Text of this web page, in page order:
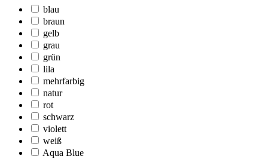
blau
braun
gelb
grau
grün
lila
mehrfarbig
natur
rot
schwarz
violett
weiß
Aqua Blue